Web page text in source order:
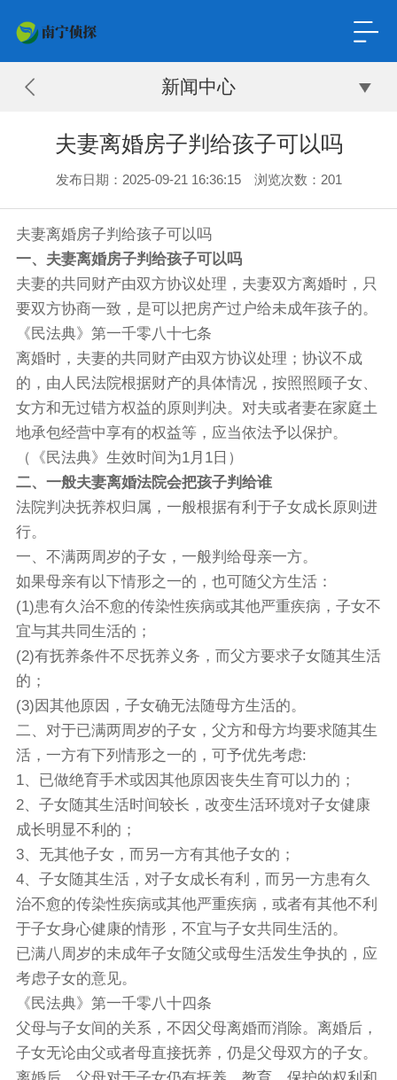
新闻中心
夫妻离婚房子判给孩子可以吗
发布日期：2025-09-21 16:36:15 浏览次数：201
夫妻离婚房子判给孩子可以吗
一、夫妻离婚房子判给孩子可以吗
夫妻的共同财产由双方协议处理，夫妻双方离婚时，只
要双方协商一致，是可以把房产过户给未成年孩子的。
《民法典》第一千零八十七条
离婚时，夫妻的共同财产由双方协议处理；协议不成
的，由人民法院根据财产的具体情况，按照照顾子女、
女方和无过错方权益的原则判决。对夫或者妻在家庭土
地承包经营中享有的权益等，应当依法予以保护。
（《民法典》生效时间为1月1日）
二、一般夫妻离婚法院会把孩子判给谁
法院判决抚养权归属，一般根据有利于子女成长原则进
行。
一、不满两周岁的子女，一般判给母亲一方。
如果母亲有以下情形之一的，也可随父方生活：
(1)患有久治不愈的传染性疾病或其他严重疾病，子女不
宜与其共同生活的；
(2)有抚养条件不尽抚养义务，而父方要求子女随其生活
的；
(3)因其他原因，子女确无法随母方生活的。
二、对于已满两周岁的子女，父方和母方均要求随其生
活，一方有下列情形之一的，可予优先考虑:
1、已做绝育手术或因其他原因丧失生育可以力的；
2、子女随其生活时间较长，改变生活环境对子女健康
成长明显不利的；
3、无其他子女，而另一方有其他子女的；
4、子女随其生活，对子女成长有利，而另一方患有久
治不愈的传染性疾病或其他严重疾病，或者有其他不利
于子女身心健康的情形，不宜与子女共同生活的。
已满八周岁的未成年子女随父或母生活发生争执的，应
考虑子女的意见。
《民法典》第一千零八十四条
父母与子女间的关系，不因父母离婚而消除。离婚后，
子女无论由父或者母直接抚养，仍是父母双方的子女。